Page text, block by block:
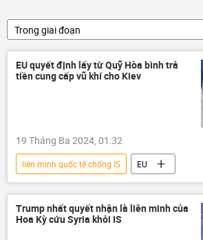
Trong giai đoạn
EU quyết định lấy từ Quỹ Hòa bình trả
tiền cung cấp vũ khí cho Kiev
19 Tháng Ba 2024, 01:32
liên minh quốc tế chống IS
EU
Chiến dịch quân sự đặc biệt tại Ukraina
viện trợ quân sự
viện trợ
Liên minh châu Âu
Trump nhất quyết nhận là liên minh của
Hoa Kỳ cứu Syria khỏi IS